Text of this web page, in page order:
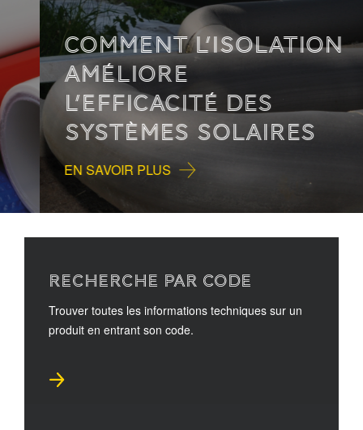
COMMENT L’ISOLATION
AMÉLIORE
L’EFFICACITÉ DES
SYSTÈMES SOLAIRES
EN SAVOIR PLUS
RECHERCHE PAR CODE
Trouver toutes les informations techniques sur un
produit en entrant son code.